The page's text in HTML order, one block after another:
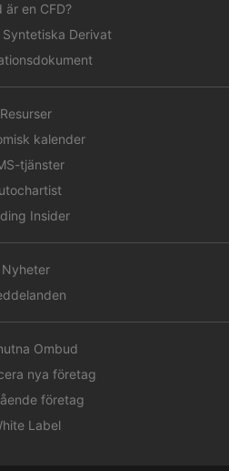
är en CFD?
Syntetiska Derivat
Resurser
kalender
tjänster
Insider
Nyheter
Ombud
nya företag
företag
Label